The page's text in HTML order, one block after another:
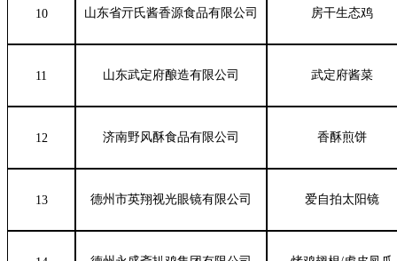
10 山东省亓氏酱香源食品有限公司 房干生态鸡
11 山东武定府酿造有限公司 武定府酱菜
12 济南野风酥食品有限公司 香酥煎饼
13 德州市英翔视光眼镜有限公司 爱自拍太阳镜